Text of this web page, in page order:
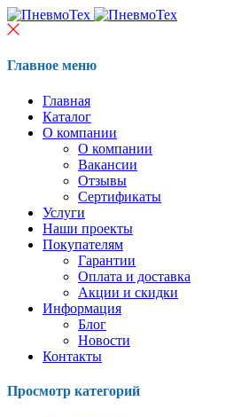
Главное меню
Главная
Каталог
О компании
О компании
Вакансии
Отзывы
Сертификаты
Услуги
Наши проекты
Покупателям
Гарантии
Оплата и доставка
Акции и скидки
Информация
Блог
Новости
Контакты
Просмотр категорий